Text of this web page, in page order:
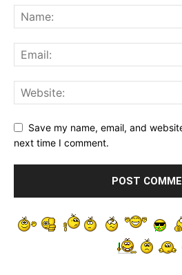
Save my name, email, and
next time I comment.